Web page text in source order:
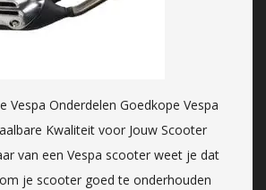
Vespa Onderdelen Goedkope Vespa
Kwaliteit voor Jouw Scooter
van een Vespa scooter weet je dat
je scooter goed te onderhouden